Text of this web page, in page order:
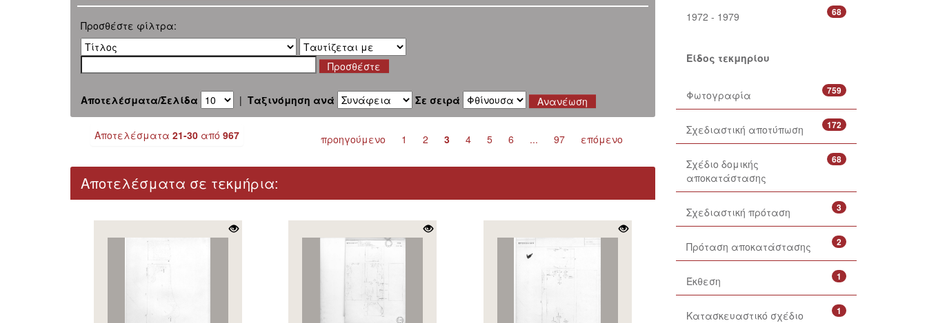
Προσθέστε φίλτρα:
Αποτελέσματα/Σελίδα | Ταξινόμηση ανά Σε σειρά
Αποτελέσματα 21-30 από 967 προηγούμενο 1 2 3 4 5 6 ... 97 επόμενο
Αποτελέσματα σε τεκμήρια:
68
1972 - 1979
Είδος τεκμηρίου
759
Φωτογραφία
172
Σχεδιαστική αποτύπωση
68
Σχέδιο δομικής
αποκατάστασης
3
Σχεδιαστική πρόταση
2
Πρόταση αποκατάστασης
1
Έκθεση
1
Κατασκευαστικό σχέδιο